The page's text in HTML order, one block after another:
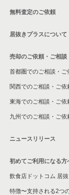
無料査定のご依頼
居抜きプラスについて
売却のご依頼・ご相談
首都圏でのご相談・ご
関西でのご相談・ご依
東海でのご相談・ご依
九州でのご相談・ご依
ニュースリリース
初めてご利用になる方
飲食店ドットコム 居
特徴〜支持される2つ